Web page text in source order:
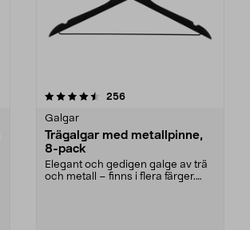
256recensioner
Galgar
Trägalgar med metallpinne,
8-pack
Elegant och gedigen galge av trä
och metall – finns i flera färger.
4.0av 5 stjärnor